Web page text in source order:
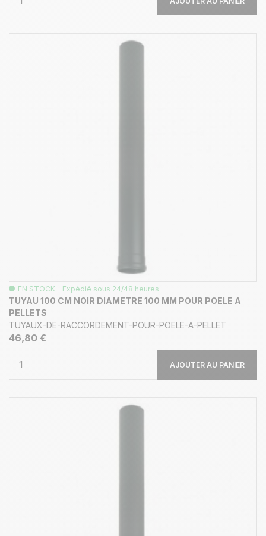
EN STOCK - Expédié sous 24/48 heures
TUYAU 100 CM NOIR DIAMETRE 100 MM POUR POELE A
PELLETS
TUYAUX-DE-RACCORDEMENT-POUR-POELE-A-PELLET
46,80 €
AJOUTER AU PANIER